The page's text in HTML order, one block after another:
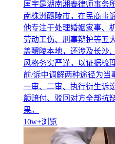
匡宇是湖南湘泰律师事务
南株洲醴陵市，在民商事
他专注于处理婚姻家事、
劳动工伤、刑事辩护等五
盖醴陵本地，还涉及长沙
风格务实严谨，以证据梳
前/诉中调解两种途径为当
一审、二审、执行衍生诉
额赔付、驳回对方全部抗
果。
10w+浏览